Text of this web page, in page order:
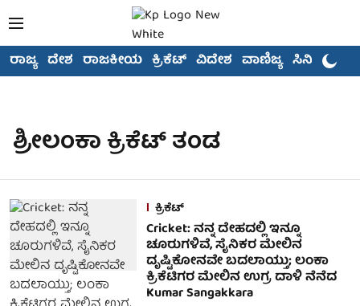
ರಾಜ್ಯ ದೇಶ ರಾಜಕೀಯ ಕ್ರಿಕೆಟ್ ವಿದೇಶ ವಾಣಿಜ್ಯ ಸಿನಿಮಾ
ಶ್ರೀಲಂಕಾ ಕ್ರಿಕೆಟ್ ತಂಡ
ಕ್ರಿಕೆಟ್
Cricket: ನನ್ನ ದೇಹದಲ್ಲಿ ಇನ್ನೂ
ಚೂರುಗಳಿವೆ, ಸೈನಿಕರ ಮೇಲಿನ
ದೃಷ್ಟಿಕೋನವೇ ಬದಲಾಯ್ತು; ಲಂಕಾ
ಕ್ರಿಕೆಟಿಗರ ಮೇಲಿನ ಉಗ್ರ ದಾಳಿ ನೆನೆದ
Kumar Sangakkara